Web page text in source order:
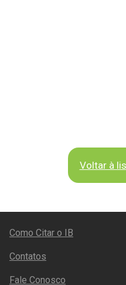
Voltar à
RODAPÉ
Como Citar o IB
Contatos
Fale Conosco